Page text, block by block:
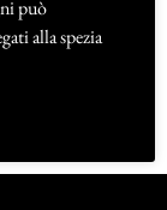
può
alla spezia